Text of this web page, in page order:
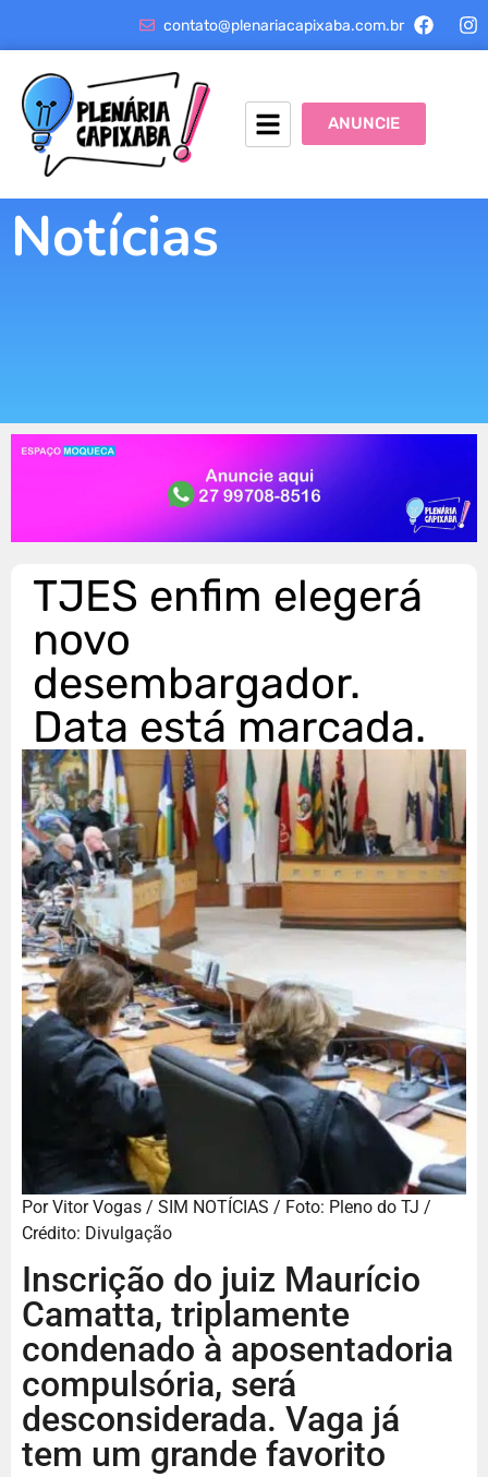
contato@plenariacapixaba.com.br
ANUNCIE
Notícias
TJES enfim elegerá
novo
desembargador.
Data está marcada.
Por Vitor Vogas / SIM NOTÍCIAS / Foto: Pleno do TJ /
Crédito: Divulgação
Inscrição do juiz Maurício
Camatta, triplamente
condenado à aposentadoria
compulsória, será
desconsiderada. Vaga já
tem um grande favorito